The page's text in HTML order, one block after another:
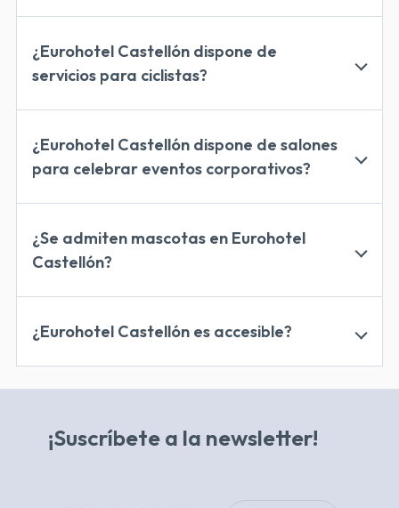
cargador Tesla
¿Eurohotel Castellón dispone de
servicios para ciclistas?
reparación y zona de lavado
¿Eurohotel Castellón dispone de salones
para celebrar eventos corporativos?
¿Se admiten mascotas en Eurohotel
Castellón?
¿Eurohotel Castellón es accesible?
personas con movilidad reducida
¡Suscríbete a la newsletter!